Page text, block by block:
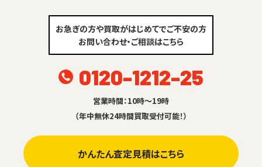
お急ぎの方や買取がはじめてでご不安の方
お問い合わせ・ご相談はこちら
0120-1212-25
営業時間：10時～19時
（年中無休24時間買取受付可能！）
かんたん査定見積はこちら